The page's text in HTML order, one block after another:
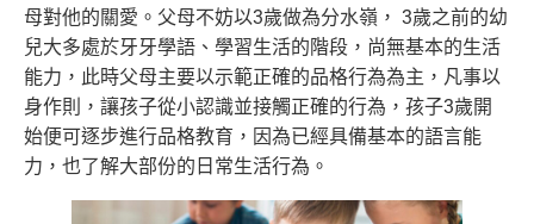
母對他的關愛。父母不妨以3歲做為分水嶺， 3歲之前的幼
兒大多處於牙牙學語、學習生活的階段，尚無基本的生活
能力，此時父母主要以示範正確的品格行為為主，凡事以
身作則，讓孩子從小認識並接觸正確的行為，孩子3歲開
始便可逐步進行品格教育，因為已經具備基本的語言能
力，也了解大部份的日常生活行為。